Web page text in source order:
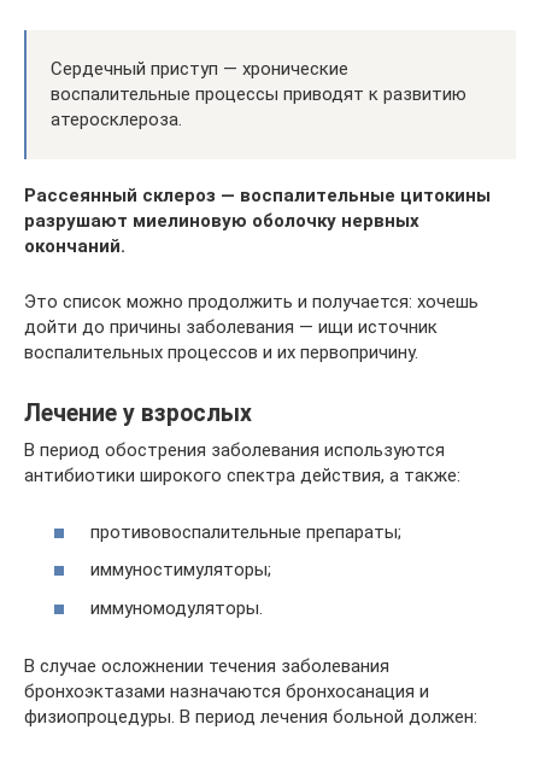
Сердечный приступ — хронические
воспалительные процессы приводят к развитию
атеросклероза.
Рассеянный склероз — воспалительные цитокины
разрушают миелиновую оболочку нервных
окончаний.
Это список можно продолжить и получается: хочешь
дойти до причины заболевания — ищи источник
воспалительных процессов и их первопричину.
Лечение у взрослых
В период обострения заболевания используются
антибиотики широкого спектра действия, а также:
противовоспалительные препараты;
иммуностимуляторы;
иммуномодуляторы.
В случае осложнении течения заболевания
бронхоэктазами назначаются бронхосанация и
физиопроцедуры. В период лечения больной должен: